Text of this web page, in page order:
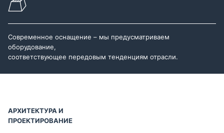
Современное оснащение – мы предусматриваем
оборудование,
соответствующее передовым тенденциям отрасли.
АРХИТЕКТУРА И
ПРОЕКТИРОВАНИЕ